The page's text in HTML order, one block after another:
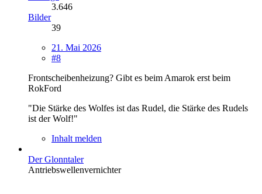
3.646
Bilder
39
21. Mai 2026
#8
Frontscheibenheizung? Gibt es beim Amarok erst beim
RokFord
"Die Stärke des Wolfes ist das Rudel, die Stärke des Rudels
ist der Wolf!"
Inhalt melden
Der Glonntaler
Antriebswellenvernichter